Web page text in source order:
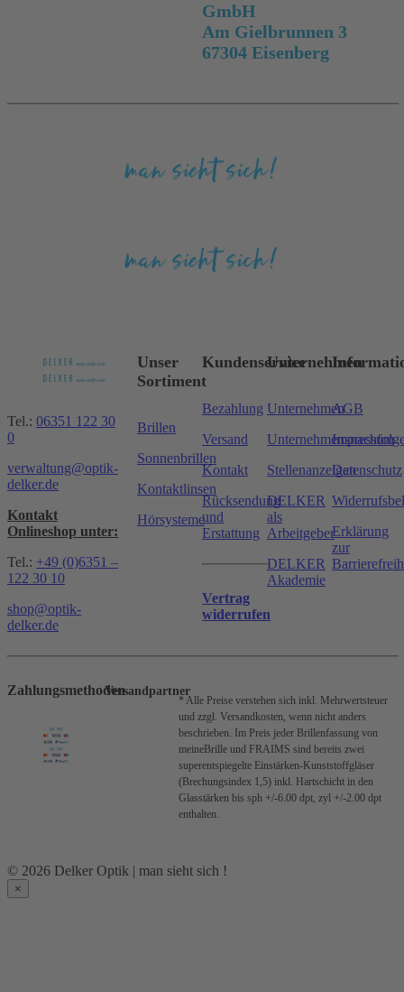
GmbH
Am Gielbrunnen 3
67304 Eisenberg
Tel.: 06351 122 30
0
verwaltung@optik-
delker.de
Kontakt
Onlineshop unter:
Tel.: +49 (0)6351 –
122 30 10
shop@optik-
delker.de
Unser
Sortiment
Brillen
Sonnenbrillen
Kontaktlinsen
Hörsysteme
Kundenservice
Bezahlung
Versand
Kontakt
Rücksendung
und
Erstattung
Vertrag
widerrufen
Unternehmen
Unternehmen
Stellenanzeigen
DELKER
als
Arbeitgeber
DELKER
Akademie
AGB
Impressum
Datenschutz
Erklärung
zur
ZahlungsmethodenVersandpartner
* Alle Preise verstehen sich inkl. Mehrwertsteuer
und zzgl. Versandkosten, wenn nicht anders
beschrieben. Im Preis jeder Brillenfassung von
meineBrille und FRAIMS sind bereits zwei
superentspiegelte Einstärken-Kunststoffgläser
(Brechungsindex 1,5) inkl. Hartschicht in den
Glasstärken bis sph +/-6.00 dpt, zyl +/-2.00 dpt
enthalten.
© 2026 Delker Optik | man sieht sich !
×